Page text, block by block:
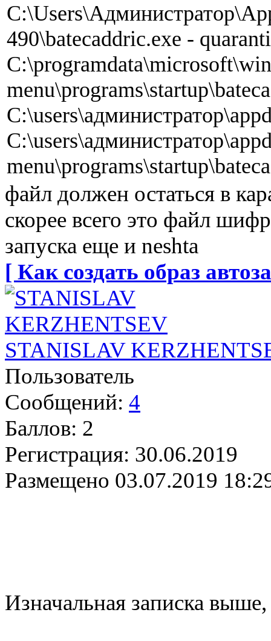
490\batecaddric.exe -
файл должен остаться в
скорее всего это файл
запуска еще и neshta
[ Как создать образ
STANISLAV
Пользователь
Сообщений: 4
Баллов: 2
Регистрация: 30.06.2019
Размещено 03.07.2019
Изначальная записка